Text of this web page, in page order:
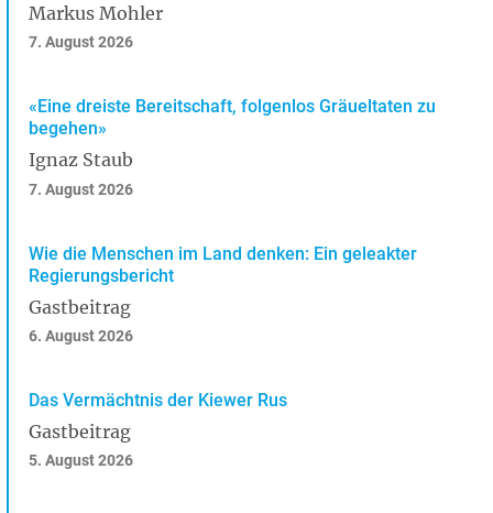
Markus Mohler
7. August 2026
«Eine dreiste Bereitschaft, folgenlos Gräueltaten zu
begehen»
Ignaz Staub
7. August 2026
Wie die Menschen im Land denken: Ein geleakter
Regierungsbericht
Gastbeitrag
6. August 2026
Das Vermächtnis der Kiewer Rus
Gastbeitrag
5. August 2026